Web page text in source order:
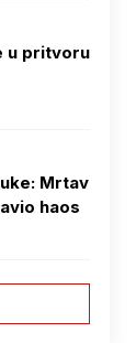
u pritvoru
Mrtav
haos